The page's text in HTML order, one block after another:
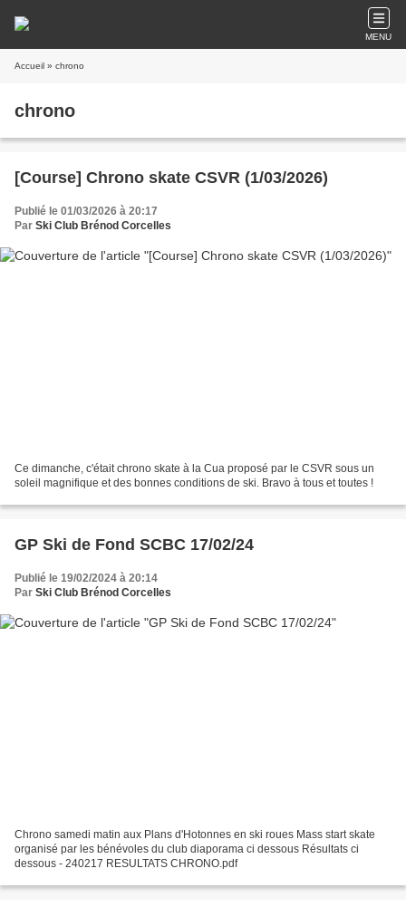
MENU
Accueil » chrono
chrono
[Course] Chrono skate CSVR (1/03/2026)
Publié le 01/03/2026 à 20:17
Par Ski Club Brénod Corcelles
Ce dimanche, c'était chrono skate à la Cua proposé par le CSVR sous un
soleil magnifique et des bonnes conditions de ski. Bravo à tous et toutes !
GP Ski de Fond SCBC 17/02/24
Publié le 19/02/2024 à 20:14
Par Ski Club Brénod Corcelles
Chrono samedi matin aux Plans d'Hotonnes en ski roues Mass start skate
organisé par les bénévoles du club diaporama ci dessous Résultats ci
dessous - 240217 RESULTATS CHRONO.pdf